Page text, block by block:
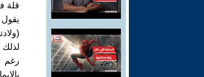
قلة
لذلك
رغم